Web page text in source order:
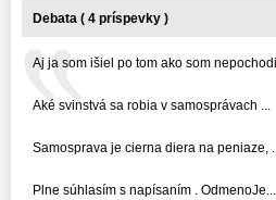
Debata ( 4 príspevky )
Aj ja som išiel po tom ako som
Aké svinstvá sa robia v samosprávach ...
Samosprava je cierna diera na peniaze,
Plne súhlasím s napísaním .